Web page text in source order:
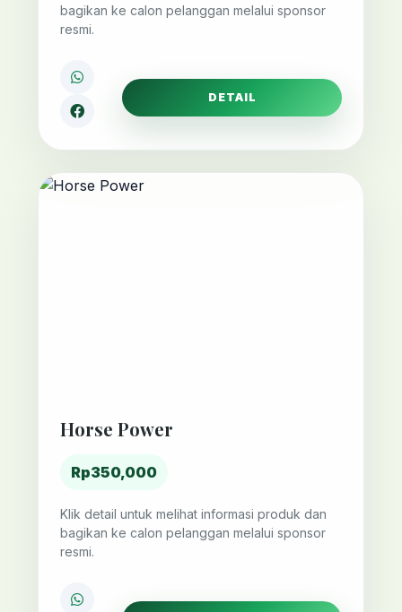
bagikan ke calon pelanggan melalui sponsor
resmi.
DETAIL
Horse Power
Rp350,000
Klik detail untuk melihat informasi produk dan
bagikan ke calon pelanggan melalui sponsor
resmi.